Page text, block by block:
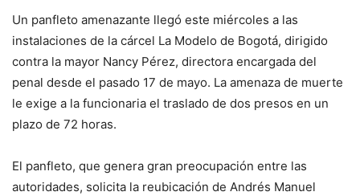
Un panfleto amenazante llegó este miércoles a las
instalaciones de la cárcel La Modelo de Bogotá, dirigido
contra la mayor Nancy Pérez, directora encargada del
penal desde el pasado 17 de mayo. La amenaza de muerte
le exige a la funcionaria el traslado de dos presos en un
plazo de 72 horas.
El panfleto, que genera gran preocupación entre las
autoridades, solicita la reubicación de Andrés Manuel